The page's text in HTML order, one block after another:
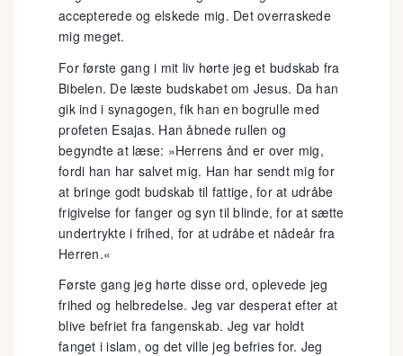
accepterede og elskede mig. Det overraskede
mig meget.
For første gang i mit liv hørte jeg et budskab fra
Bibelen. De læste budskabet om Jesus. Da han
gik ind i synagogen, fik han en bogrulle med
profeten Esajas. Han åbnede rullen og
begyndte at læse: »Herrens ånd er over mig,
fordi han har salvet mig. Han har sendt mig for
at bringe godt budskab til fattige, for at udråbe
frigivelse for fanger og syn til blinde, for at sætte
undertrykte i frihed, for at udråbe et nådeår fra
Herren.«
Første gang jeg hørte disse ord, oplevede jeg
frihed og helbredelse. Jeg var desperat efter at
blive befriet fra fangenskab. Jeg var holdt
fanget i islam, og det ville jeg befries for. Jeg